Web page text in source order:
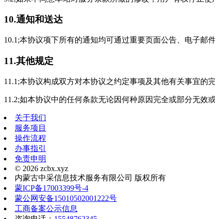
10.通知和送达
10.1;本协议项下所有的通知均可通过重要页面公告、电子
11.其他规定
11.1;本协议构成双方对本协议之约定事项及其他有关事宜的
11.2;如本协议中的任何条款无论因何种原因完全或部分无效
关于我们
服务项目
操作流程
办事指引
免责申明
© 2026 zcbx.xyz
内蒙古中采信息技术服务有限公司 版权所有
蒙ICP备17003399号-4
蒙公网安备15010502001222号
工商备案公示信息